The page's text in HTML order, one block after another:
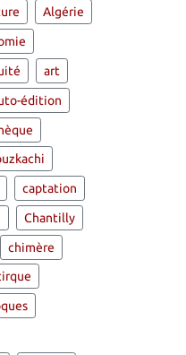
Algérie
art
édition
captation
Chantilly
chimère